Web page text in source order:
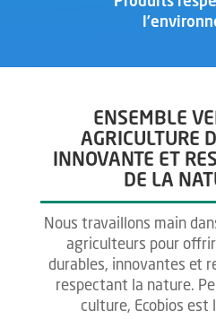
ENSEMBLE
AGRICULTURE
INNOVANTE ET
DE LA
Nous travaillons main
agriculteurs pour
durables, innovantes et
respectant la nature.
culture, Ecobios est